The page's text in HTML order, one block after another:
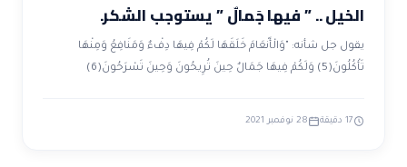
الخيل .. ” فيها جَمالٌ ” يستوجب الشكر.
يقول جل شأنه: "وَالْأَنْعَامَ خَلَقَهَا لَكُمْ فِيهَا دِفْءٌ وَمَنَافِعُ وَمِنْهَا
تَأْكُلُونَ(5) وَلَكُمْ فِيهَا جَمَالٌ حِينَ تُرِيحُونَ وَحِينَ تَسْرَحُونَ(6)
17 دقيقة 28 نوفمبر 2021